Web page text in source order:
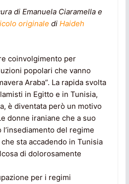
di Emanuela Ciaramella e
originale di Haideh
coinvolgimento per
popolari che vanno
Araba”. La rapida svolta
in Egitto e in Tunisia,
è diventata però un motivo
donne iraniane che a suo
del regime
sta accadendo in Tunisia
di dolorosamente
per i regimi